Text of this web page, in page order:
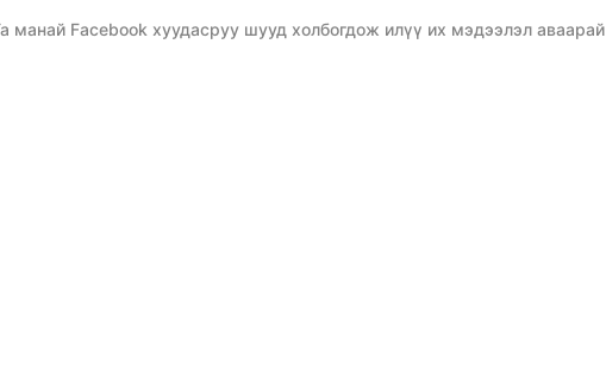
манай Facebook хуудасруу шууд холбогдож илүү их мэдээлэл аваарай